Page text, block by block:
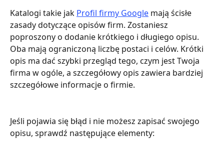
Katalogi takie jak Profil firmy Google mają ścisłe
zasady dotyczące opisów firm. Zostaniesz
poproszony o dodanie krótkiego i długiego opisu.
Oba mają ograniczoną liczbę postaci i celów. Krótki
opis ma dać szybki przegląd tego, czym jest Twoja
firma w ogóle, a szczegółowy opis zawiera bardziej
szczegółowe informacje o firmie.
Jeśli pojawia się błąd i nie możesz zapisać swojego
opisu, sprawdź następujące elementy: